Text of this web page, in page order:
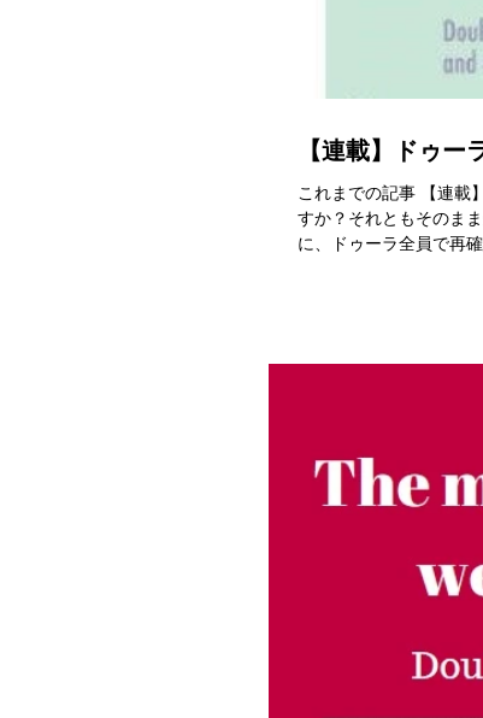
【連載】ドゥ
これまでの記事 【連載
すか？それともそのま
に、ドゥーラ全員で再